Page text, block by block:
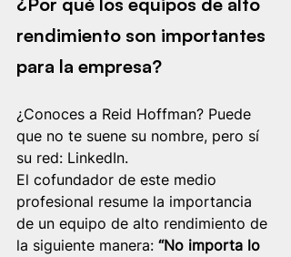
rendimiento son importantes
para la empresa?
¿Conoces a Reid Hoffman? Puede
que no te suene su nombre, pero sí
su red: LinkedIn.
El cofundador de este medio
profesional resume la importancia
de un equipo de alto rendimiento de
la siguiente manera: “No importa lo